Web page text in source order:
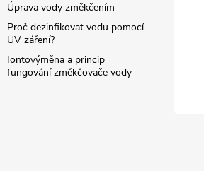
Úprava vody změkčením
Proč dezinfikovat vodu pomocí
UV záření?
Iontovýměna a princip
fungování změkčovače vody